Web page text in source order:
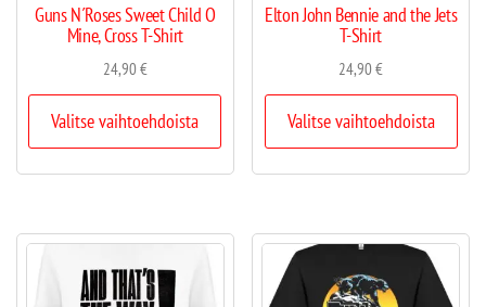
Guns N´Roses Sweet Child O
Mine, Cross T-Shirt
24,90€
Valitse vaihtoehdoista
Elton John Bennie and the Jets
T-Shirt
24,90€
Valitse vaihtoehdoista